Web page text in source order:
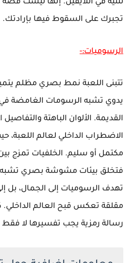
تجبرك على السقوط فيها بإرادتك.
الرسوميات:-
تتبنى اللعبة نمط بصري مظلم
يدوي تشبه الرسومات الغامضة
القديمة. الألوان الباهتة
الاضطراب الداخلي لعالم اللعبة،
مكتمل أو سليم. الخلفيات تمزج
فتخلق بيئات مشوشة بصري تشبه
تهدف الرسوميات إلى الجمال، بل
مقلقة تعكس قبح العالم
رسالة رمزية يجب تفسيرها لا